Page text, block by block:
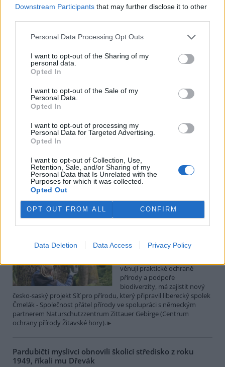
Downstream Participants that may further disclose it to other
Personal Data Processing Opt Outs
I want to opt-out of the Sharing of my
personal data.
Opted In
I want to opt-out of the Sale of my
Personal Data.
Opted In
I want to opt-out of processing my
Personal Data for Targeted Advertising.
Opted In
I want to opt-out of Collection, Use,
Retention, Sale, and/or Sharing of my
Personal Data that Is Unrelated with the
Purposes for which it was collected.
Opted Out
OPT OUT FROM ALL CONFIRM
Data Deletion Data Access Privacy Policy
obnovují původní step a
mizející druhy rostlin a živočichů, jako jsou vzácné orchideje či
motýl jasoň dymnivkový. ČTK to řekl Vilém Jurek z organizace
Rezekvítek, která se o oblast stará. Národní přírodní rezervace
Hádecká planinka je součástí chráněné krajinné oblasti Moravský
kras, má rozlohu kolem 80 hektarů.
I po 100 letech je cihlová kanalizace v centru Pardubic
v dobrém stavu
26.7.2026 16:24 | PARDUBICE (
Historická cihlová kanalizace v
centru Pardubic je i po více než
technickém stavu. Podle
vodáren k tomu přispívá
vejčitý profil stok, který zlepšuje jejich samočištění a umožňuje
odvádět víc vody při přívalových deštích. ČTK to řekl mistr provozu
pardubických vodáren Erik Jandera.
Organizace v Česku a Německu chtějí víc
spolupracovat při ochraně přírody
26.7.2026 16:22 | LIBEREC ( ČTK )
Větší spolupráci organizací,
věnují praktické ochraně
přírody a podpoře
biodiverzity, má zajistit nový
česko-saský projekt Síť pro přírodu, který připravil liberecký spolek
Čmelák - Společnost přátel přírody ve spolupráci s německým
partnerem Naturschutzzentrum Zittauer Gebirge (Centrum
ochrany přírody Žitavské hory).
Pardubičtí myslivci obnovili školicí středisko z roku
1949, říkali mu Dřevák